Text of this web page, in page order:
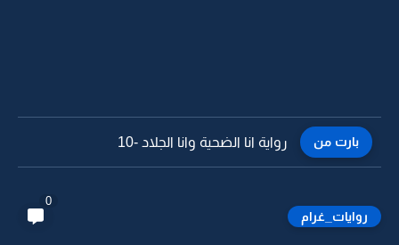
بارت من رواية انا الضحية وانا الجلاد -9
روايات_غرام
0